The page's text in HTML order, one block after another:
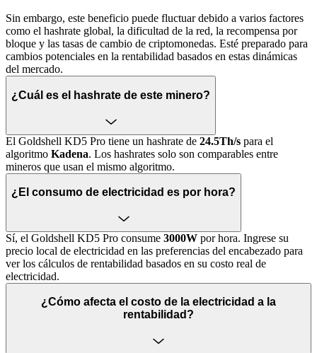
Sin embargo, este beneficio puede fluctuar debido a varios factores
como el hashrate global, la dificultad de la red, la recompensa por
bloque y las tasas de cambio de criptomonedas. Esté preparado para
cambios potenciales en la rentabilidad basados en estas dinámicas
del mercado.
¿Cuál es el hashrate de este minero?
El Goldshell KD5 Pro tiene un hashrate de 24.5Th/s para el
algoritmo Kadena. Los hashrates solo son comparables entre
mineros que usan el mismo algoritmo.
¿El consumo de electricidad es por hora?
Sí, el Goldshell KD5 Pro consume 3000W por hora. Ingrese su
precio local de electricidad en las preferencias del encabezado para
ver los cálculos de rentabilidad basados en su costo real de
electricidad.
¿Cómo afecta el costo de la electricidad a la
rentabilidad?